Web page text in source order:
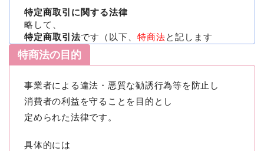
特定商取引に関する法律
略して、
特定商取引法です（以下、 特商法と記します
特商法の目的
事業者による違法・悪質な勧誘行為等を防止し
消費者の利益を守ることを目的とし
定められた法律です。
具体的には